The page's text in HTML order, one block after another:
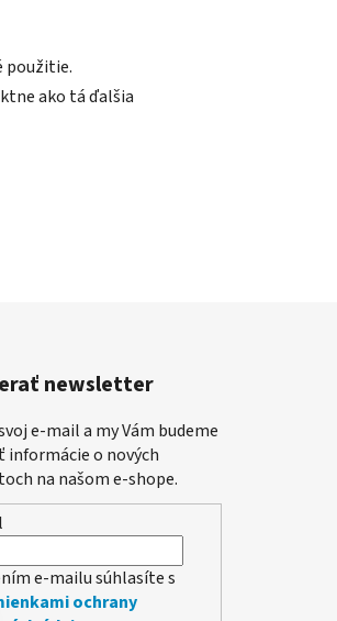
použitie.
ako tá ďalšia
newsletter
e-mail a my Vám budeme
informácie o nových
na našom e-shope.
e-mailu súhlasíte s
ochrany